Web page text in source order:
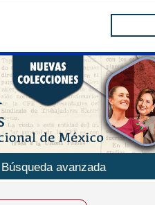
Búsqueda avanzada